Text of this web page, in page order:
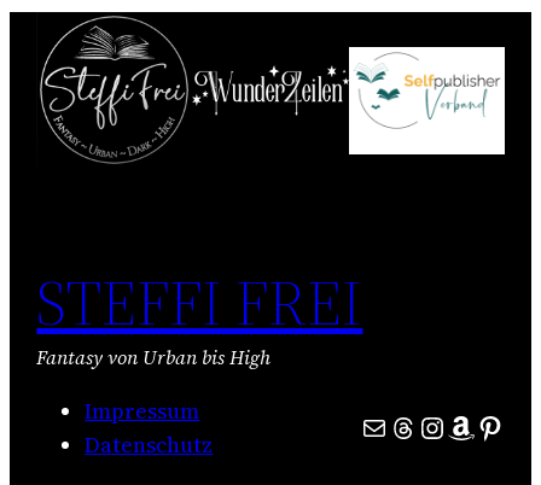
STEFFI FREI
Fantasy von Urban bis High
Impressum
Datenschutz
E-MailThreads